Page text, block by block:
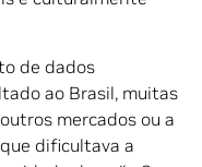
de dados
ao Brasil, muitas
mercados ou a
dificultava a